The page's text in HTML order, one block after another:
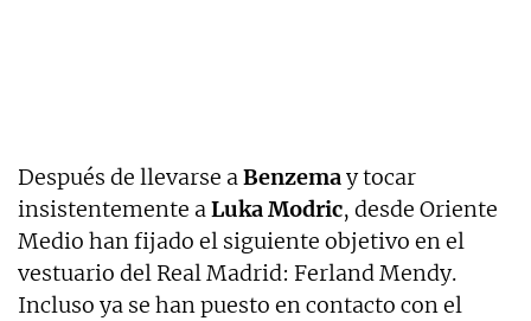
Después de llevarse aBenzemay tocar
insistentemente aLuka Modric, desde Oriente
Medio han fijado el siguiente objetivo en el
vestuario del Real Madrid: Ferland Mendy.
Incluso ya se han puesto en contacto con el